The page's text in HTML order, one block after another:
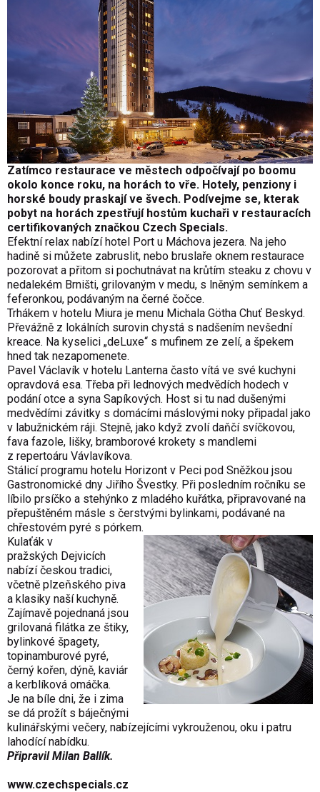
Zatímco restaurace ve městech odpočívají po boomu
okolo konce roku, na horách to vře. Hotely, penziony i
horské boudy praskají ve švech. Podívejme se, kterak
pobyt na horách zpestřují hostům kuchaři v restauracích
certifikovaných značkou Czech Specials.
Efektní relax nabízí hotel Port u Máchova jezera. Na jeho
hadině si můžete zabruslit, nebo bruslaře oknem restaurace
pozorovat a přitom si pochutnávat na krůtím steaku z chovu v
nedalekém Brništi, grilovaným v medu, s lněným semínkem a
feferonkou, podávaným na černé čočce.
Trhákem v hotelu Miura je menu Michala Götha Chuť Beskyd.
Převážně z lokálních surovin chystá s nadšením nevšední
kreace. Na kyselici „deLuxe“ s mufinem ze zelí, a špekem
hned tak nezapomenete.
Pavel Václavík v hotelu Lanterna často vítá ve své kuchyni
opravdová esa. Třeba při lednových medvědích hodech v
podání otce a syna Sapíkových. Host si tu nad dušenými
medvědími závitky s domácími máslovými noky připadal jako
v labužnickém ráji. Stejně, jako když zvolí daňčí svíčkovou,
fava fazole, lišky, bramborové krokety s mandlemi
z repertoáru Vávlavíkova.
Stálicí programu hotelu Horizont v Peci pod Sněžkou jsou
Gastronomické dny Jiřího Švestky. Při posledním ročníku se
líbilo prsíčko a stehýnko z mladého kuřátka, připravované na
přepuštěném másle s čerstvými bylinkami, podávané na
chřestovém pyré s pórkem.
Kulaťák v
pražských Dejvicích
nabízí českou tradici,
včetně plzeňského piva
a klasiky naší kuchyně.
Zajímavě pojednaná jsou
grilovaná filátka ze štiky,
bylinkové špagety,
topinamburové pyré,
černý kořen, dýně, kaviár
a kerblíková omáčka.
Je na bíle dni, že i zima
se dá prožít s báječnými
kulinářskými večery, nabízejícími vykrouženou, oku i patru
lahodící nabídku.
Připravil Milan Ballík.
www.czechspecials.cz